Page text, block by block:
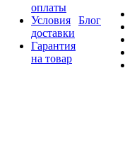
оплаты
Условия
доставки
Гарантия
на товар
Блог